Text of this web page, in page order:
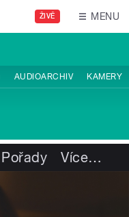
ŽIVĚ MENU
AUDIOARCHIV KAMERY
Pořady Více…